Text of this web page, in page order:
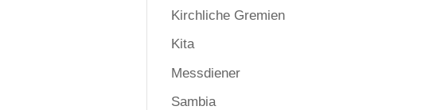
Kirchliche Gremien
Kita
Messdiener
Sambia